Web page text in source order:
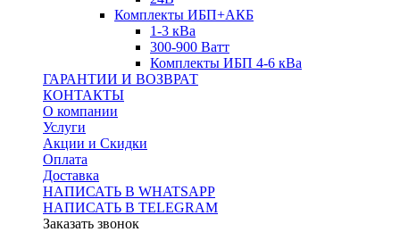
Комплекты ИБП+АКБ
1-3 кВа
300-900 Ватт
Комплекты ИБП 4-6 кВа
ГАРАНТИИ И ВОЗВРАТ
КОНТАКТЫ
О компании
Услуги
Акции и Скидки
Оплата
Доставка
НАПИСАТЬ В WHATSAPP
НАПИСАТЬ В TELEGRAM
Заказать звонок